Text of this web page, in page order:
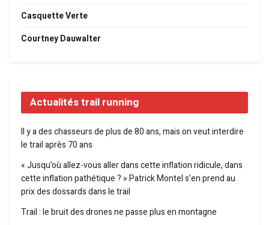
Casquette Verte
Courtney Dauwalter
Actualités trail running
Il y a des chasseurs de plus de 80 ans, mais on veut interdire
le trail après 70 ans
« Jusqu’où allez-vous aller dans cette inflation ridicule, dans
cette inflation pathétique ? » Patrick Montel s’en prend au
prix des dossards dans le trail
Trail : le bruit des drones ne passe plus en montagne